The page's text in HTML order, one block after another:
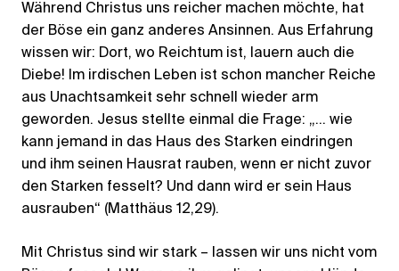
Während Christus uns reicher machen möchte, hat
der Böse ein ganz anderes Ansinnen. Aus Erfahrung
wissen wir: Dort, wo Reichtum ist, lauern auch die
Diebe! Im irdischen Leben ist schon mancher Reiche
aus Unachtsamkeit sehr schnell wieder arm
geworden. Jesus stellte einmal die Frage: „… wie
kann jemand in das Haus des Starken eindringen
und ihm seinen Hausrat rauben, wenn er nicht zuvor
den Starken fesselt? Und dann wird er sein Haus
ausrauben“ (Matthäus 12,29).
Mit Christus sind wir stark – lassen wir uns nicht vom